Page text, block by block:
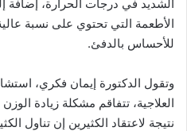
الشديد في درجات الحرارة، إضافة
الأطعمة التي تحتوي على نسبة
للأحساس بالدفئ.
وتقول الدكتورة إيمان فكري،
العلاجية، تتفاقم مشكلة زيادة
نتيجة لاعتقاد الكثيرين إن تناول